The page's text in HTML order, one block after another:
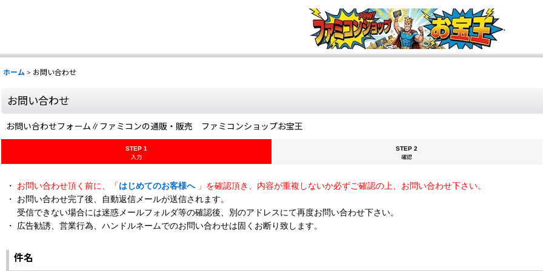
.
ホーム > お問い合わせ
お問い合わせ
お問い合わせフォーム∥ファミコンの通販・販売 ファミコンショップお宝王
STEP 1
入力
STEP 2
確認
・ お問い合わせ頂く前に、「はじめてのお客様へ 」を確認頂き、内容が重複しないか必ずご確認の上、お問い合わせ下さい。
・ お問い合わせ完了後、自動返信メールが送信されます。
受信できない場合には迷惑メールフォルダ等の確認後、別のアドレスにて再度お問い合わせ下さい。
・ 広告勧誘、営業行為、ハンドルネームでのお問い合わせは固くお断り致します。
件名